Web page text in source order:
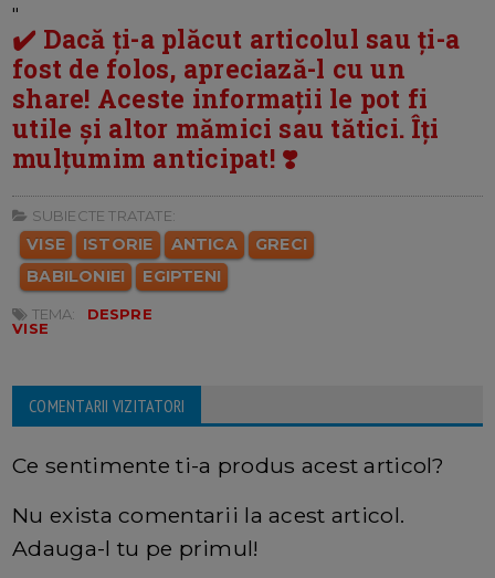
"
✔️ Dacă ți-a plăcut articolul sau ți-a
fost de folos, apreciază-l cu un
share! Aceste informații le pot fi
utile și altor mămici sau tătici. Îți
mulțumim anticipat! ❣️
SUBIECTE TRATATE:
VISE ISTORIE ANTICA
GRECI
BABILONIEI
EGIPTENI
TEMA:
DESPRE
VISE
COMENTARII VIZITATORI
Ce sentimente ti-a produs acest articol?
Nu exista comentarii la acest articol.
Adauga-l tu pe primul!